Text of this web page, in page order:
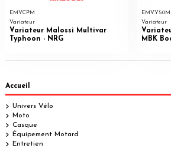
EMVCPM
Variateur
Variateur Malossi Multivar
Typhoon - NRG
EMVY50M
Variateur
MBK
Accueil
Univers Vélo
Moto
Casque
Équipement Motard
Entretien